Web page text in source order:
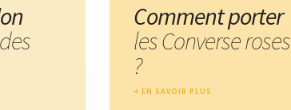
des
Comment porter
les Converse roses
?
EN SAVOIR PLUS